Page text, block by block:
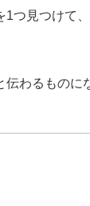
1つ見つけて
わるものに